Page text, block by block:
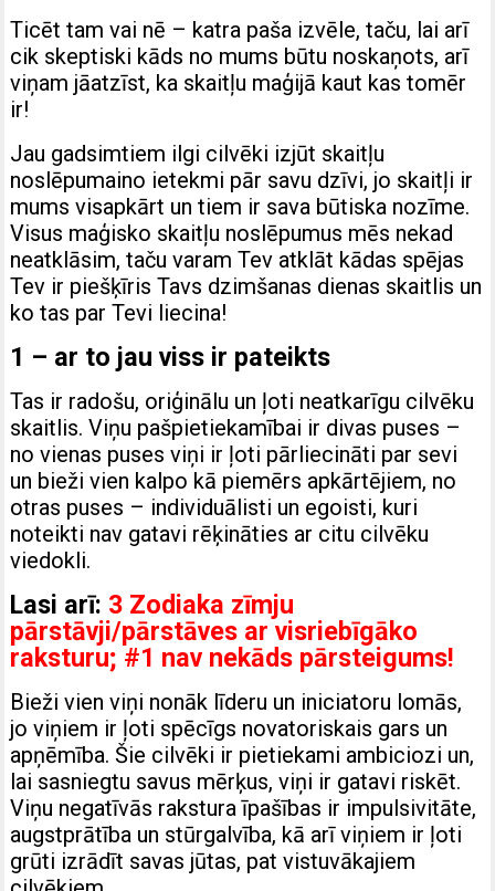
Ticēt tam vai nē – katra paša izvēle, taču, lai arī
cik skeptiski kāds no mums būtu noskaņots, arī
viņam jāatzīst, ka skaitļu maģijā kaut kas tomēr
ir!
Jau gadsimtiem ilgi cilvēki izjūt skaitļu
noslēpumaino ietekmi pār savu dzīvi, jo skaitļi ir
mums visapkārt un tiem ir sava būtiska nozīme.
Visus maģisko skaitļu noslēpumus mēs nekad
neatklāsim, taču varam Tev atklāt kādas spējas
Tev ir piešķīris Tavs dzimšanas dienas skaitlis un
ko tas par Tevi liecina!
1 – ar to jau viss ir pateikts
Tas ir radošu, oriģinālu un ļoti neatkarīgu cilvēku
skaitlis. Viņu pašpietiekamībai ir divas puses –
no vienas puses viņi ir ļoti pārliecināti par sevi
un bieži vien kalpo kā piemērs apkārtējiem, no
otras puses – individuālisti un egoisti, kuri
noteikti nav gatavi rēķināties ar citu cilvēku
viedokli.
Lasi arī: 3 Zodiaka zīmju
pārstāvji/pārstāves ar visriebīgāko
raksturu; #1 nav nekāds pārsteigums!
Bieži vien viņi nonāk līderu un iniciatoru lomās,
jo viņiem ir ļoti spēcīgs novatoriskais gars un
apņēmība. Šie cilvēki ir pietiekami ambiciozi un,
lai sasniegtu savus mērķus, viņi ir gatavi riskēt.
Viņu negatīvās rakstura īpašības ir impulsivitāte,
augstprātība un stūrgalvība, kā arī viņiem ir ļoti
grūti izrādīt savas jūtas, pat vistuvākajiem